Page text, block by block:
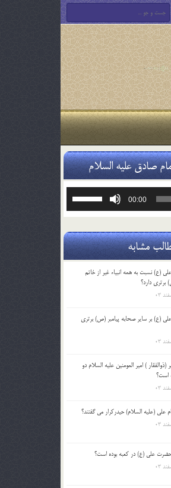
صادق علیه السلام
00:00
یا
صدا
کلیدهای
مشابه
(ع) نسبت به همه انبیاء غیر از خاتم
برتری دارد؟
علی (ع) بر سایر صحابه پیامبر (ص) برتری
(ذوالفقار ) امیر المومنین علیه السلام دو
است؟
علی (علیه السلام) حیدرکرار می گفتند؟
حضرت علی (ع) در کعبه بوده است؟